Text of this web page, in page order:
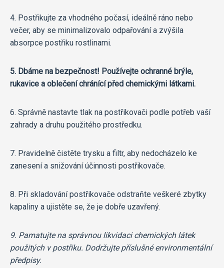
4. Postřikujte za vhodného počasí, ideálně ráno nebo
večer, aby se minimalizovalo odpařování a zvýšila
absorpce postřiku rostlinami.
5. Dbáme na bezpečnost! Používejte ochranné brýle,
rukavice a oblečení chránící před chemickými látkami.
6. Správně nastavte tlak na postřikovači podle potřeb vaší
zahrady a druhu použitého prostředku.
7. Pravidelně čistěte trysku a filtr, aby nedocházelo ke
zanesení a snižování účinnosti postřikovače.
8. Při skladování postřikovače odstraňte veškeré zbytky
kapaliny a ujistěte se, že je dobře uzavřený.
9. Pamatujte na správnou likvidaci chemických látek
použitých v postřiku. Dodržujte příslušné environmentální
předpisy.